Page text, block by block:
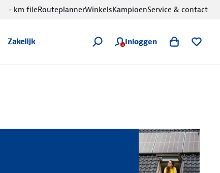
Zakelijk Inloggen
- km fileRouteplannerWinkelsKampioenService & contact